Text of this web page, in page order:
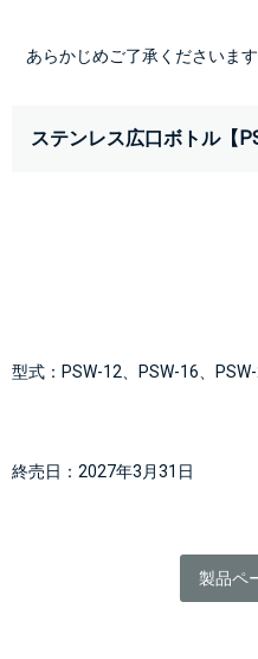
あらかじめご了承ください
ステンレス広口ボトル【
型式：PSW-12、PSW-16、PSW-
終売日：2027年3月31日
製品ペ